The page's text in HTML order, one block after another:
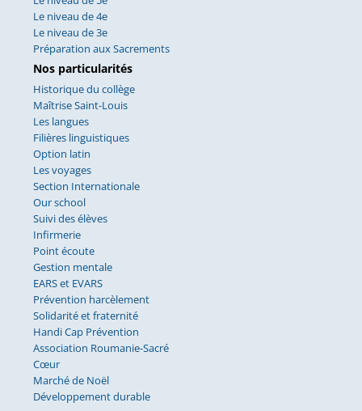
Le niveau de 4e
Le niveau de 3e
Préparation aux Sacrements
Nos particularités
Historique du collège
Maîtrise Saint-Louis
Les langues
Filières linguistiques
Option latin
Les voyages
Section Internationale
Our school
Suivi des élèves
Infirmerie
Point écoute
Gestion mentale
EARS et EVARS
Prévention harcèlement
Solidarité et fraternité
Handi Cap Prévention
Association Roumanie-Sacré
Cœur
Marché de Noël
Développement durable